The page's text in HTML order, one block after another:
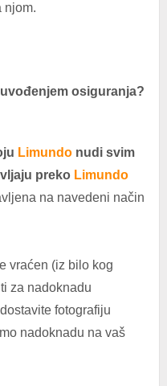
njom.
osiguranja?
Limundo nudi svim
preko Limundo
na navedeni način
vraćen (iz bilo kog
za nadoknadu
fotografiju
nadoknadu na vaš